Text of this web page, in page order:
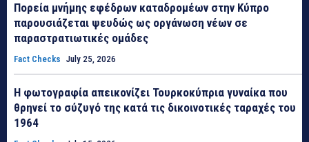
Πορεία μνήμης εφέδρων καταδρομέων στην Κύπρο
παρουσιάζεται ψευδώς ως οργάνωση νέων σε
παραστρατιωτικές ομάδες
Fact Checks July 25, 2026
Η φωτογραφία απεικονίζει Τουρκοκύπρια γυναίκα που
θρηνεί το σύζυγό της κατά τις δικοινοτικές ταραχές του
1964